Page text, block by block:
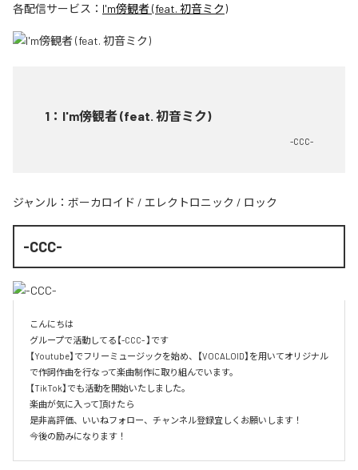
各配信サービス： I'm傍観者 (feat. 初音ミク)
1 ： I'm傍観者 (feat. 初音ミク)
-CCC-
ジャンル： ボーカロイド / エレクトロニック / ロック
-CCC-
こんにちは
グループで活動してる【-CCC- 】です
【Youtube】でフリーミュージックを始め、【VOCALOID】を用いてオリジナル
で作詞作曲を行なって楽曲制作に取り組んでいます。
【TikTok】でも活動を開始いたしました。
楽曲が気に入って頂けたら
是非高評価、いいねフォロー、チャンネル登録宜しくお願いします！
今後の励みになります！